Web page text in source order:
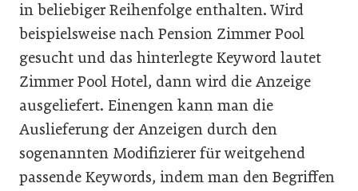
in beliebiger Reihenfolge enthalten. Wird
beispielsweise nach Pension Zimmer Pool
gesucht und das hinterlegte Keyword lautet
Zimmer Pool Hotel, dann wird die Anzeige
ausgeliefert. Einengen kann man die
Auslieferung der Anzeigen durch den
sogenannten Modifizierer für weitgehend
passende Keywords, indem man den Begriffen